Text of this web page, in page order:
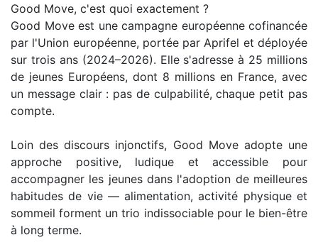
Good Move, c'est quoi exactement ?
Good Move est une campagne européenne cofinancée
par l'Union européenne, portée par Aprifel et déployée
sur trois ans (2024–2026). Elle s'adresse à 25 millions
de jeunes Européens, dont 8 millions en France, avec
un message clair : pas de culpabilité, chaque petit pas
compte.
Loin des discours injonctifs, Good Move adopte une
approche positive, ludique et accessible pour
accompagner les jeunes dans l'adoption de meilleures
habitudes de vie — alimentation, activité physique et
sommeil forment un trio indissociable pour le bien-être
à long terme.